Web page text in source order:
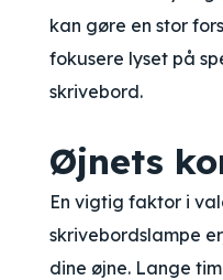
kan gøre en stor
fokusere lyset på
skrivebord.
Øjnets
En vigtig faktor i
skrivebordslampe
dine øjne. Lange